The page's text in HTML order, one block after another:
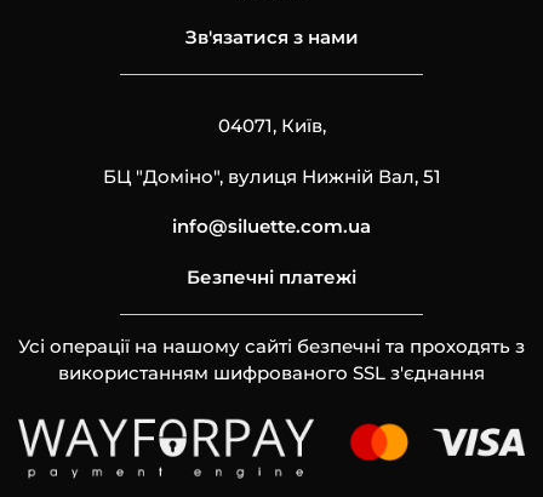
Зв'язатися з нами
04071, Київ,
БЦ "Доміно", вулиця Нижній Вал, 51
info@siluette.com.ua
Безпечні платежі
Усі операції на нашому сайті безпечні та проходять з
використанням шифрованого SSL з'єднання